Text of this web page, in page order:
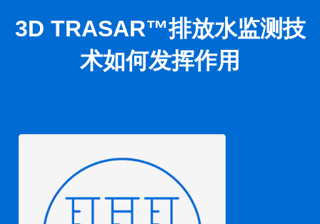
3D TRASAR™排放水监测技
术如何发挥作用